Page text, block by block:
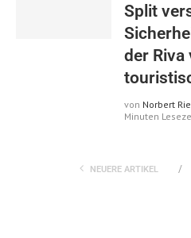
Split
der Riva
von Norbert
Minuten
NEUERE ARTIKEL